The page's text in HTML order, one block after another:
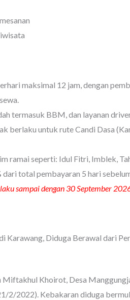
maksimal 12 jam, dengan
termasuk BBM, dan layanan
berlaku untuk rute Candi Dasa
ramai seperti: Idul Fitri, Imblek,
dari total pembayaran 5 hari
sampai dengan 30 September
Karawang, Diduga Berawal dari
Khoirot, Desa
2/2022). Kebakaran diduga